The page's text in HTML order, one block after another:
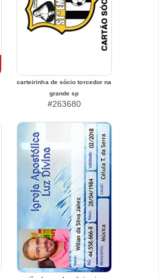
carteirinha de sócio torcedor na
grande sp
#263680